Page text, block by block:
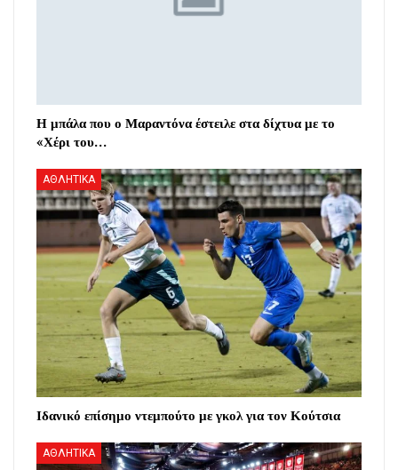
Η μπάλα που ο Μαραντόνα έστειλε στα δίχτυα με το
«Χέρι του…
ΑΘΛΗΤΙΚΑ
Ιδανικό επίσημο ντεμπούτο με γκολ για τον Κούτσια
ΑΘΛΗΤΙΚΑ